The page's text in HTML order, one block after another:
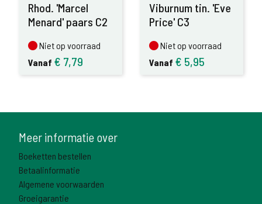
Rhod. 'Marcel
Menard' paars C2
Niet op voorraad
Niet op voorraad
Vanaf € 7,79
Viburnum tin. 'Eve
Price' C3
Niet op voorraad
Niet op voorraad
Vanaf € 5,95
Meer informatie over
Boeketten bestellen
Betaalinformatie
Algemene voorwaarden
Groeigarantie